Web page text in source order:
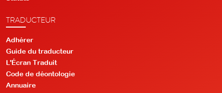
TRADUCTEUR
Adhérer
Guide du traducteur
L'Écran Traduit
Code de déontologie
Annuaire